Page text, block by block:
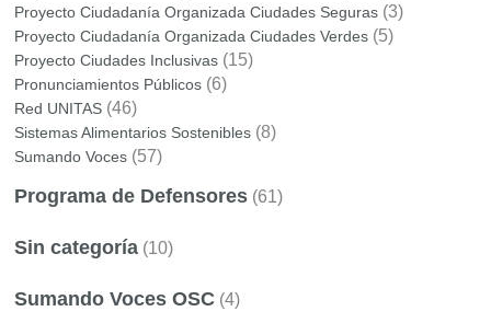
Proyecto Ciudadanía Organizada Ciudades Seguras (3)
Proyecto Ciudadanía Organizada Ciudades Verdes (5)
Proyecto Ciudades Inclusivas (15)
Pronunciamientos Públicos (6)
Red UNITAS (46)
Sistemas Alimentarios Sostenibles (8)
Sumando Voces (57)
Programa de Defensores (61)
Sin categoría (10)
Sumando Voces OSC (4)